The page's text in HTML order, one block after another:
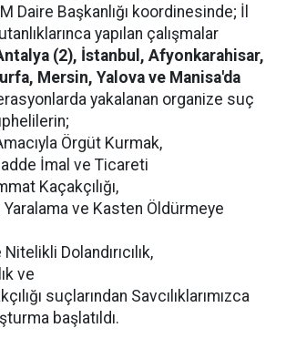
Daire Başkanlığı koordinesinde; İl
yapılan çalışmalar
(2), İstanbul, Afyonkarahisar,
Mersin, Yalova ve Manisa'da
yakalanan organize suç
Örgüt Kurmak,
İmal ve Ticareti
Kaçakçılığı,
ve Kasten Öldürmeye
Dolandırıcılık,
ve
suçlarından Savcılıklarımızca
başlatıldı.